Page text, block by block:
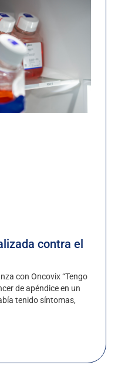
contra el
con Oncovix “Tengo
de apéndice en un
tenido síntomas,